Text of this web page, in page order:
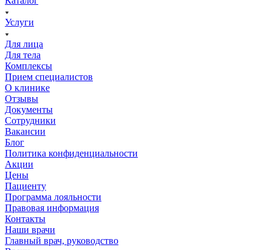
Услуги
Для лица
Для тела
Комплексы
Прием специалистов
О клинике
Отзывы
Документы
Сотрудники
Вакансии
Блог
Политика конфиденциальности
Акции
Цены
Пациенту
Программа лояльности
Правовая информация
Контакты
Наши врачи
Главный врач, руководство